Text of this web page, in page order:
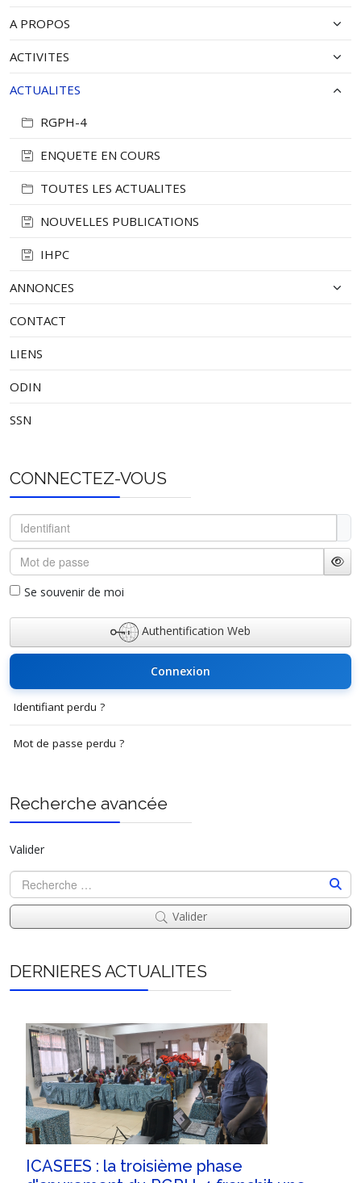
A PROPOS
ACTIVITES
ACTUALITES
RGPH-4
ENQUETE EN COURS
TOUTES LES ACTUALITES
NOUVELLES PUBLICATIONS
IHPC
ANNONCES
CONTACT
LIENS
ODIN
SSN
CONNECTEZ-VOUS
Identifiant
Mot de passe
Se souvenir de moi
Authentification Web
Connexion
Identifiant perdu ?
Mot de passe perdu ?
Recherche avancée
Valider
Valider
DERNIERES ACTUALITES
ICASEES : la troisième phase